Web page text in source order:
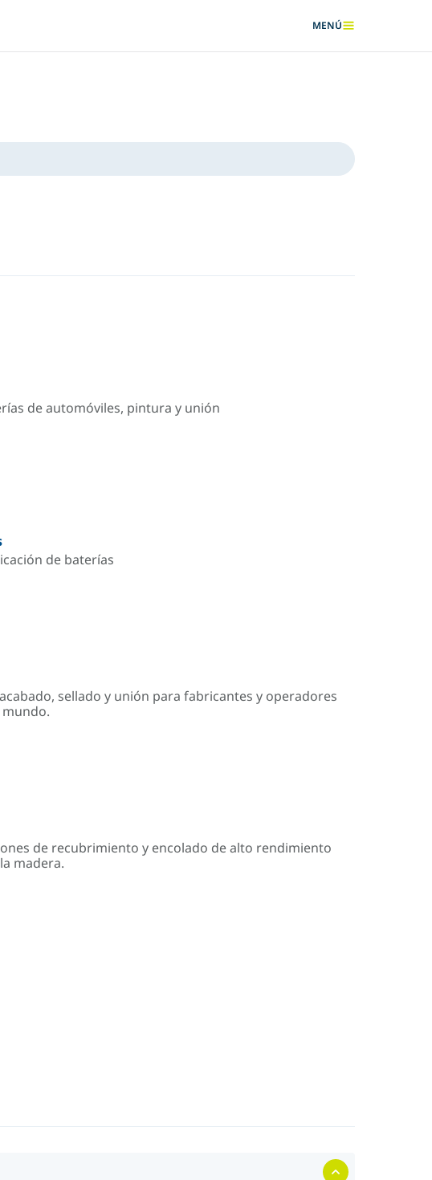
MOSTRAR
MENÚ
de automóviles, pintura y unión
de baterías
sellado y unión para fabricantes y operadores
de recubrimiento y encolado de alto rendimiento
madera.